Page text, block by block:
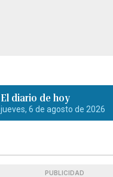
El diario de hoy
jueves, 6 de agosto de 2026
PUBLICIDAD